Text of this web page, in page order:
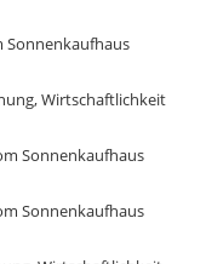
Sonnenkaufhaus
Wirtschaftlichkeit
Sonnenkaufhaus
Sonnenkaufhaus